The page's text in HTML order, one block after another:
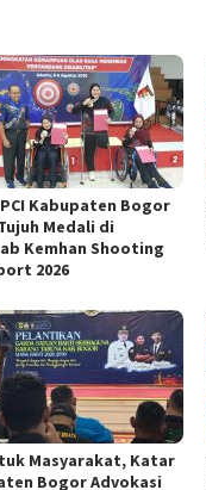
Kabupaten Bogor
Medali di
Kemhan Shooting
2026
Masyarakat, Katar
Bogor Advokasi